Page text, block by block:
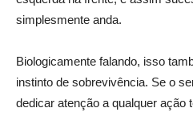
simplesmente anda.
Biologicamente falando, isso
instinto de sobrevivência. Se o
dedicar atenção a qualquer ação